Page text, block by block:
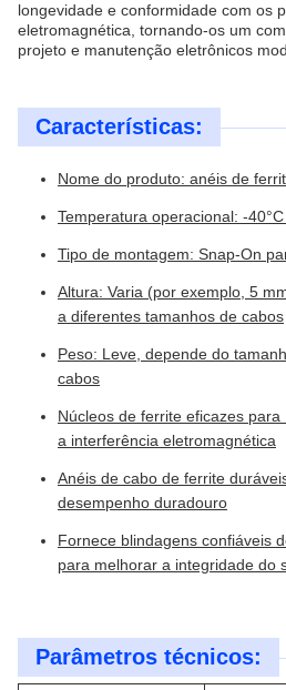
longevidade e conformidade com os
eletromagnética, tornando-os um
projeto e manutenção eletrônicos
Características:
Nome do produto: anéis de
Temperatura operacional: -
Tipo de montagem: Snap-On
Altura: Varia (por exemplo, 5
a diferentes tamanhos de cabos
Peso: Leve, depende do
cabos
Núcleos de ferrite eficazes
a interferência eletromagnética
Anéis de cabo de ferrite
desempenho duradouro
Fornece blindagens confiáveis
para melhorar a integridade do
Parâmetros técnicos: